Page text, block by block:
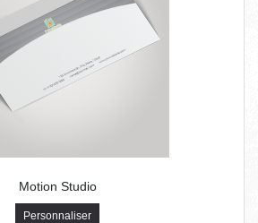
Motion Studio
Personnaliser